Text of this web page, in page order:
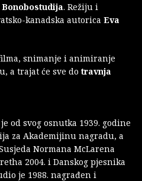
Bonobostudija. Režiju i
kanadska autorica Eva
snimanje i animiranje
a trajat će sve do travnja
od svog osnutka 1939. godine
za Akademijinu nagradu, a
Normana McLarena
2004. i Danskog pjesnika
je 1988. nagrađen i